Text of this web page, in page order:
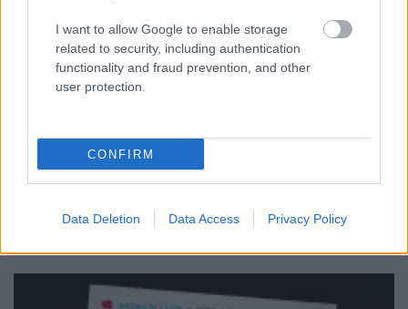
I want to allow Google to enable storage
related to security, including authentication
functionality and fraud prevention, and other
user protection.
CONFIRM
Data Deletion Data Access Privacy Policy
2014-ben a leghosszabb ideig aCsingiling és a
kalóztündércímű mese volt műsoron, melynek ha
augusztus 7-i bemutatójáról lemaradt volna valaki,
A legtöbb előadásszámmal 2014-ben a
szomszédságcímű vígjátékot vetítette a
harmadik helyen is a könnyed műfajhoz tartozó